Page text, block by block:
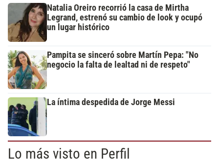
Natalia Oreiro recorrió la casa de Mirtha
Legrand, estrenó su cambio de look y ocupó
un lugar histórico
Pampita se sinceró sobre Martín Pepa: "No
negocio la falta de lealtad ni de respeto"
La íntima despedida de Jorge Messi
Lo más visto en Perfil